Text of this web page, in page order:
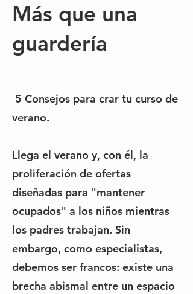
Más que una
guardería
5 Consejos para crar tu curso de
verano.
Llega el verano y, con él, la
proliferación de ofertas
diseñadas para "mantener
ocupados" a los niños mientras
los padres trabajan. Sin
embargo, como especialistas,
debemos ser francos: existe una
brecha abismal entre un espacio